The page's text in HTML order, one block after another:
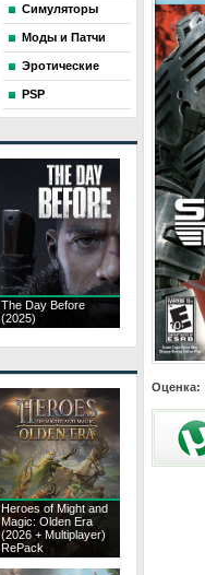
Симуляторы
Моды и Патчи
Эротические
PSP
The Day Before
(2025)
Heroes of Might and
Magic: Olden Era
(2026 + Multiplayer)
RePack
Оценка: